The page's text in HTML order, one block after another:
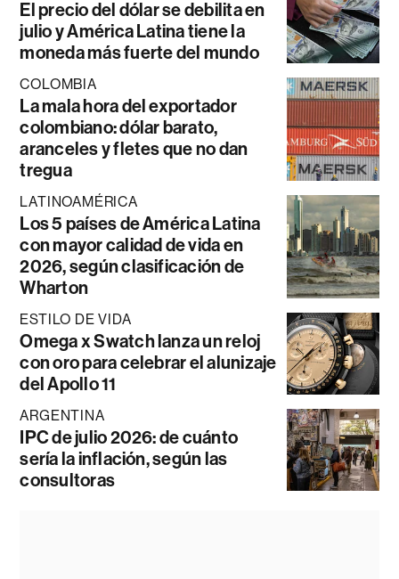
El precio del dólar se debilita en
julio y América Latina tiene la
moneda más fuerte del mundo
COLOMBIA
La mala hora del exportador
colombiano: dólar barato,
aranceles y fletes que no dan
tregua
LATINOAMÉRICA
Los 5 países de América Latina
con mayor calidad de vida en
2026, según clasificación de
Wharton
ESTILO DE VIDA
Omega x Swatch lanza un reloj
con oro para celebrar el alunizaje
del Apollo 11
ARGENTINA
IPC de julio 2026: de cuánto
sería la inflación, según las
consultoras